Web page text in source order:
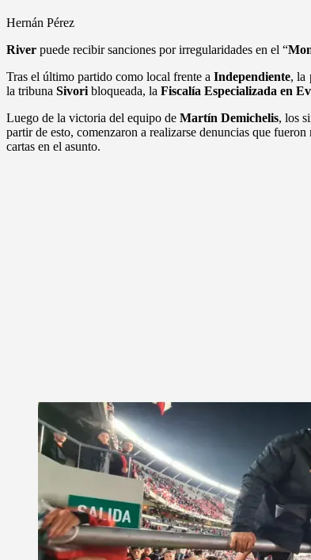
Hernán Pérez
River puede recibir sanciones por irregularidades en el “
Tras el último partido como local frente aIndependiente, la
la tribuna Sivori bloqueada, la Fiscalía Especializada en
Luego de la victoria del equipo de Martín Demichelis, los
partir de esto, comenzaron a realizarse denuncias que
cartas en el asunto.